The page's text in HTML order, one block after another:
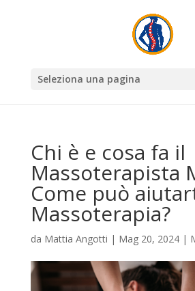
Seleziona una pagina
Chi è e cosa fa il
Massoterapista
Come può
Massoterapia?
da Mattia Angotti | Mag 20, 2024|